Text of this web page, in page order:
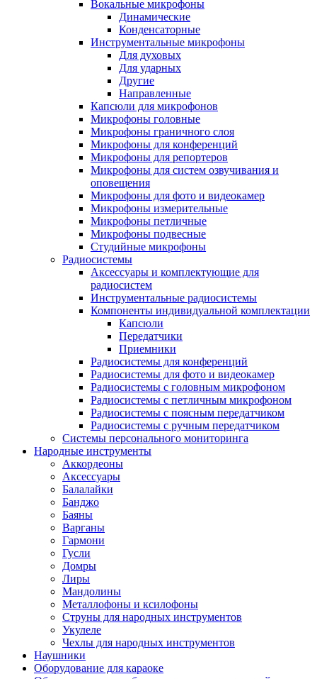
Вокальные микрофоны
Динамические
Конденсаторные
Инструментальные микрофоны
Для духовых
Для ударных
Другие
Направленные
Капсюли для микрофонов
Микрофоны головные
Микрофоны граничного слоя
Микрофоны для конференций
Микрофоны для репортеров
Микрофоны для систем озвучивания и
оповещения
Микрофоны для фото и видеокамер
Микрофоны измерительные
Микрофоны петличные
Микрофоны подвесные
Студийные микрофоны
Радиосистемы
Аксессуары и комплектующие для
радиосистем
Инструментальные радиосистемы
Компоненты индивидуальной комплектации
Капсюли
Передатчики
Приемники
Радиосистемы для конференций
Радиосистемы для фото и видеокамер
Радиосистемы с головным микрофоном
Радиосистемы с петличным микрофоном
Радиосистемы с поясным передатчиком
Радиосистемы с ручным передатчиком
Системы персонального мониторинга
Народные инструменты
Аккордеоны
Аксессуары
Балалайки
Банджо
Баяны
Варганы
Гармони
Гусли
Домры
Лиры
Мандолины
Металлофоны и ксилофоны
Струны для народных инструментов
Укулеле
Чехлы для народных инструментов
Наушники
Оборудование для караоке